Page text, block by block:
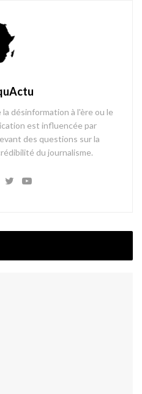
désinformation à l'ère ou le
est influencée par
des questions sur la
du journalisme.